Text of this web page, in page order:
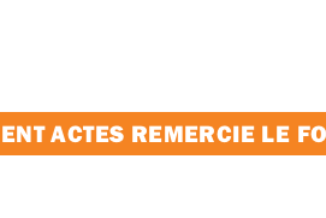
ACTES REMERCIE LE